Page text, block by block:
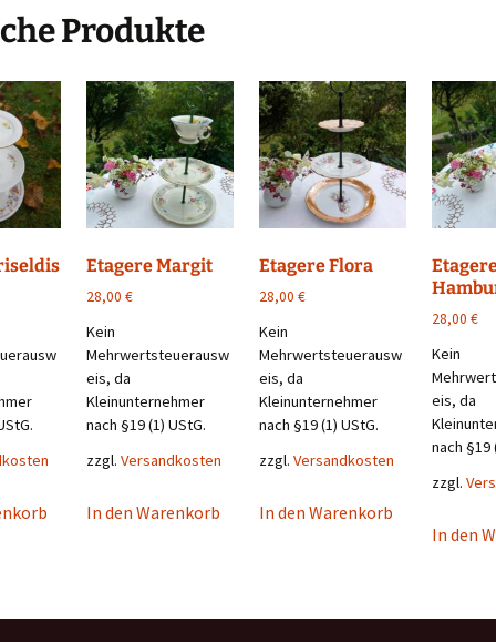
Produkte
Etagere Margit
28,00€
Kein
Mehrwertsteuerausw
eis, da
Kleinunternehmer
nach §19 (1) UStG.
zzgl.Versandkosten
In den Warenkorb
Etagere Flora
28,00€
Kein
Mehrwertsteuerausw
eis, da
Kleinunternehmer
nach §19 (1) UStG.
zzgl.Versandkosten
In den Warenkorb
28,00€
Kein
eis, da
nach §19
zzgl.
In den